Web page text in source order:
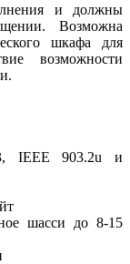
и должны
Возможна
шкафа для
возможности
IEEE 903.2u и
шасси до 8-15